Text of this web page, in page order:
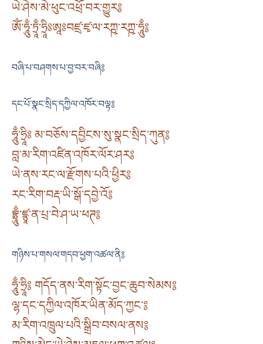
ཡེ་ཤེས་མེ་ཕུང་འཕྲོ་བར་གྱུར༔
ༀ་ཧཱུྃ་ཏྲཱྃ་ཧྲཱིཿཨཱཿབཛྲ་ཛྭ་ལ་རཀྵ་རཀྵ་ཧཱུྃ༔
བཞི་པ་བཤགས་པ་བྱ་བར་བཞི༔
དང་པོ་སྣང་སྲིད་དཀྱིལ་འཁོར་བལྟ༔
ཧཱུྃ་ཧྲཱིཿ མ་བཅོས་དབྱིངས་སུ་སྣང་སྲིད་ཀུན༔
བླ་མ་རིག་འཛིན་འཁོར་ལོར་ཤར༔
ཡེ་ནས་རང་ལ་རྫོགས་པའི་ཕྱིར༔
རང་རིག་བརྡ་ཡི་སྒོ་དབྱེ་འོ༔
བྷྲཱུྃ་ཛྙཱ་ན་པྲ་བེ་ཤ་ཡ་ཕཊ༔
གཉིས་པ་གསལ་གདབ་ཕྱག་འཚལ་ནི༔
ཧཱུྃ་ཧྲཱི༔ གདོད་ནས་རིག་སྟོང་བྱང་ཆུབ་སེམས༔
ལྷ་དང་དཀྱིལ་འཁོར་ཡིན་མོད་ཀྱང་༔
མ་རིག་འཁྲུལ་པའི་སྒྲིབ་བསལ་ནས༔